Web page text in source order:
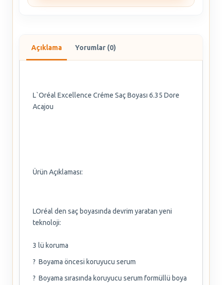
Açıklama Yorumlar (0)
L`Oréal Excellence Créme Saç Boyası 6.35 Dore
Acajou
Ürün Açıklaması:
LOréal den saç boyasında devrim yaratan yeni
teknoloji:
3 lü koruma
? Boyama öncesi koruyucu serum
? Boyama sırasında koruyucu serum formüllü boya